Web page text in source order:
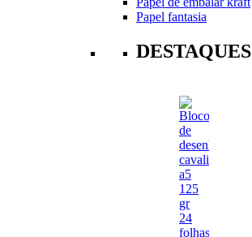
Papel fantasia
DESTAQUES